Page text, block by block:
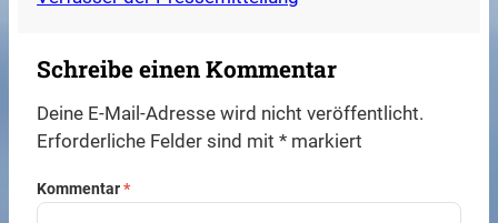
Schreibe einen Kommentar
Deine E-Mail-Adresse wird nicht veröffentlicht.
Erforderliche Felder sind mit* markiert
Kommentar*